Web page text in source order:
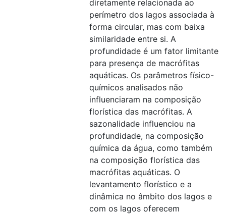
diretamente relacionada ao
perímetro dos lagos associada à
forma circular, mas com baixa
similaridade entre si. A
profundidade é um fator limitante
para presença de macrófitas
aquáticas. Os parâmetros físico-
químicos analisados não
influenciaram na composição
florística das macrófitas. A
sazonalidade influenciou na
profundidade, na composição
química da água, como também
na composição florística das
macrófitas aquáticas. O
levantamento florístico e a
dinâmica no âmbito dos lagos e
com os lagos oferecem